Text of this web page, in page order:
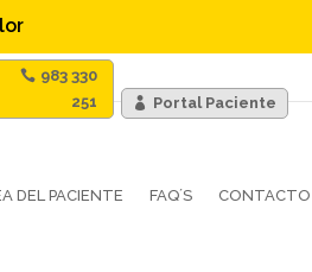
983 330
251
Portal Paciente
DEL PACIENTE FAQ´S CONTACTO